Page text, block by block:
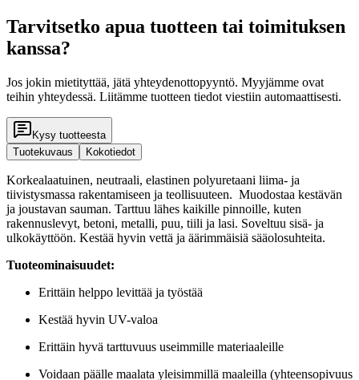
Tarvitsetko apua tuotteen tai toimituksen
kanssa?
Jos jokin mietityttää, jätä yhteydenottopyyntö. Myyjämme ovat
teihin yhteydessä. Liitämme tuotteen tiedot viestiin automaattisesti.
Kysy tuotteesta
Tuotekuvaus
Kokotiedot
Korkealaatuinen, neutraali, elastinen polyuretaani liima- ja
tiivistysmassa rakentamiseen ja teollisuuteen. Muodostaa kestävän
ja joustavan sauman. Tarttuu lähes kaikille pinnoille, kuten
rakennuslevyt, betoni, metalli, puu, tiili ja lasi. Soveltuu sisä- ja
ulkokäyttöön. Kestää hyvin vettä ja äärimmäisiä sääolosuhteita.
Tuoteominaisuudet:
Erittäin helppo levittää ja työstää
Kestää hyvin UV-valoa
Erittäin hyvä tarttuvuus useimmille materiaaleille
Voidaan päälle maalata yleisimmillä maaleilla (yhteensopivuus